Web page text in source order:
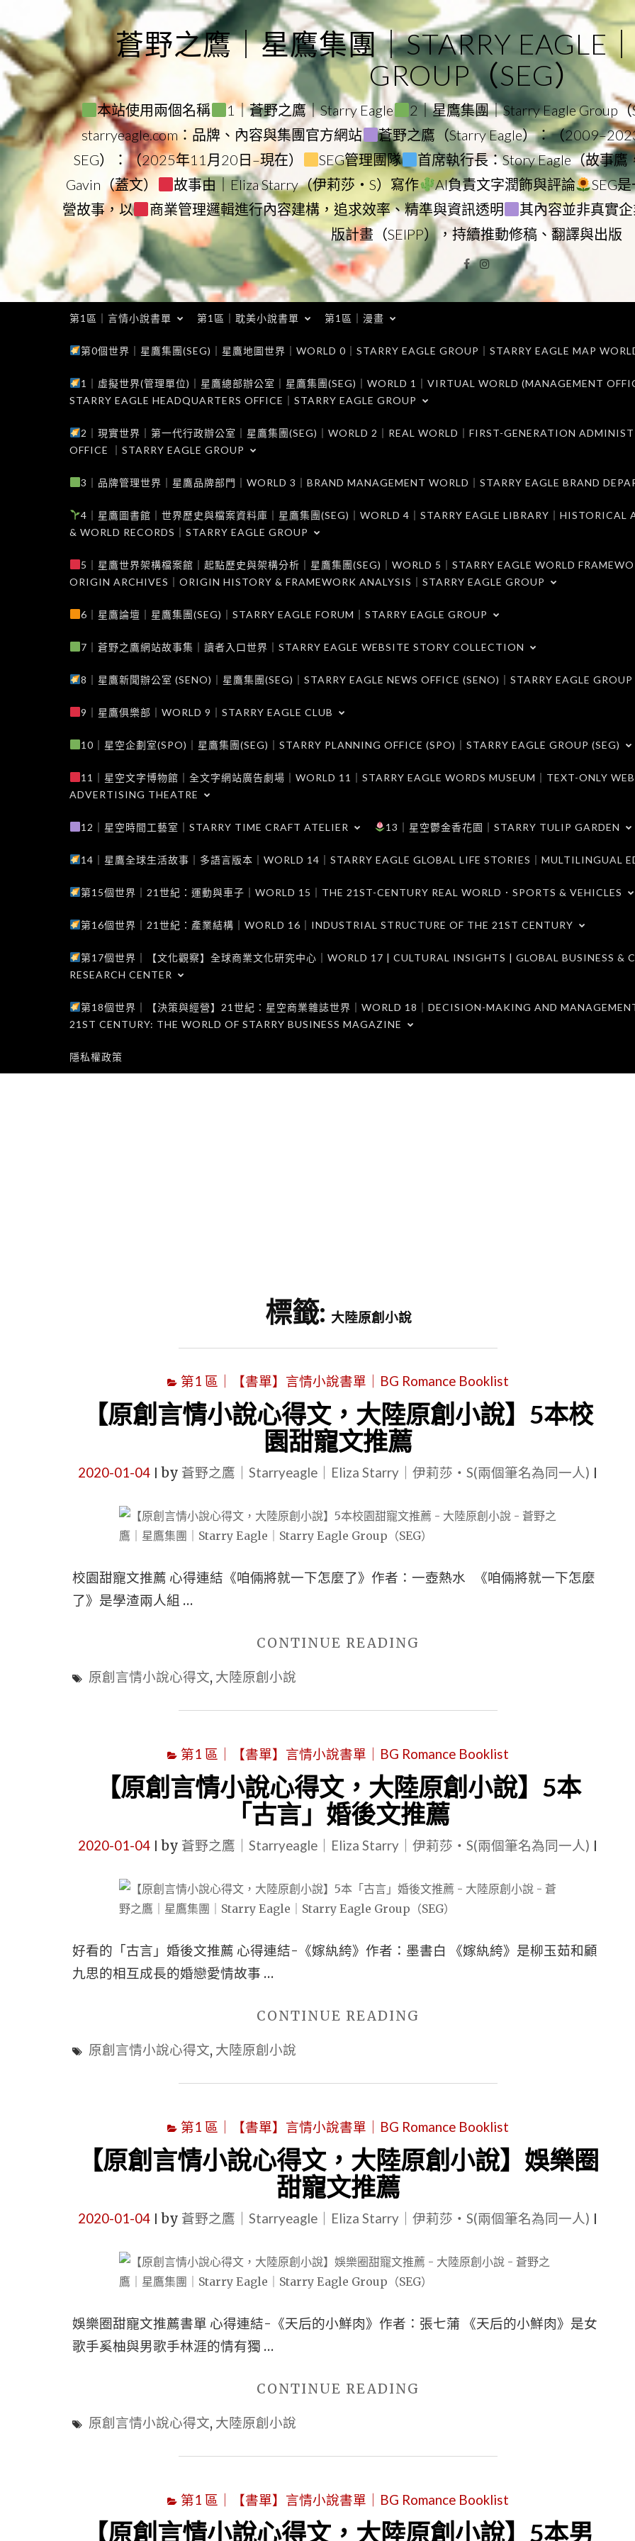
to
content
蒼野之鷹｜星鷹集團｜STARRY EAGLE
GROUP（SEG）
本站使用兩個名稱 1｜蒼野之鷹｜Starry Eagle 2｜星鷹集團｜Starry Eagle Group（
starryeagle.com：品牌、內容與集團官方網站
蒼野之鷹（Starry Eagle）：（
SEG）：（2025年11月20日–現在）
SEG管理團隊 首席執行長：Story Eagle（故事鷹
Gavin（蓋文）
故事由｜Eliza Starry（伊莉莎・S）寫作 AI負責文字潤飾與評論
SEG
營故事，以
商業管理邏輯進行內容建構，追求效率、精準與資訊透明 其內容並非真實
版計畫（SEIPP），持續推動修稿、翻譯與出版
Facebook
Instagram
第1區｜言情小說書單 第1區｜耽美小說書單 第1區｜漫畫
第0個世界｜星鷹集團(SEG)｜星鷹地圖世界｜WORLD 0｜STARRY EAGLE GROUP｜STARRY EAGLE MAP
1｜虛擬世界(管理單位)｜星鷹總部辦公室｜星鷹集團(SEG)｜WORLD 1｜VIRTUAL WORLD (MANAGEMENT
STARRY EAGLE HEADQUARTERS OFFICE｜STARRY EAGLE GROUP
2｜現實世界｜第一代行政辦公室｜星鷹集團(SEG)｜WORLD 2｜REAL WORLD｜FIRST-GENERATION
OFFICE ｜STARRY EAGLE GROUP
3｜品牌管理世界｜星鷹品牌部門｜WORLD 3｜BRAND MANAGEMENT WORLD｜STARRY EAGLE BRAND
4｜星鷹圖書館｜世界歷史與檔案資料庫｜星鷹集團(SEG)｜WORLD 4｜STARRY EAGLE LIBRARY｜HISTORICAL
& WORLD RECORDS｜STARRY EAGLE GROUP
5｜星鷹世界架構檔案館｜起點歷史與架構分析｜星鷹集團(SEG)｜WORLD 5｜STARRY EAGLE WORLD
ORIGIN ARCHIVES｜ORIGIN HISTORY & FRAMEWORK ANALYSIS｜STARRY EAGLE GROUP
6｜星鷹論壇｜星鷹集團(SEG)｜STARRY EAGLE FORUM｜STARRY EAGLE GROUP
7｜蒼野之鷹網站故事集｜讀者入口世界｜STARRY EAGLE WEBSITE STORY COLLECTION
8｜星鷹新聞辦公室 (SENO)｜星鷹集團(SEG)｜STARRY EAGLE NEWS OFFICE (SENO)｜STARRY EAGLE GROUP
9｜星鷹俱樂部｜WORLD 9｜STARRY EAGLE CLUB
10｜星空企劃室(SPO)｜星鷹集團(SEG)｜STARRY PLANNING OFFICE (SPO)｜STARRY EAGLE GROUP (SEG)
11｜星空文字博物館｜全文字網站廣告劇場｜WORLD 11｜STARRY EAGLE WORDS MUSEUM｜TEXT-ONLY
ADVERTISING THEATRE
12｜星空時間工藝室｜STARRY TIME CRAFT ATELIER 13｜星空鬱金香花園｜STARRY TULIP GARDEN
14｜星鷹全球生活故事｜多語言版本｜WORLD 14｜STARRY EAGLE GLOBAL LIFE STORIES｜MULTILINGUAL
第15個世界｜21世紀：運動與車子｜WORLD 15｜THE 21ST-CENTURY REAL WORLD．SPORTS & VEHICLES
第16個世界｜21世紀：產業結構｜WORLD 16｜INDUSTRIAL STRUCTURE OF THE 21ST CENTURY
第17個世界｜【文化觀察】全球商業文化研究中心｜WORLD 17 | CULTURAL INSIGHTS | GLOBAL BUSINESS &
RESEARCH CENTER
第18個世界｜【決策與經營】21世紀：星空商業雜誌世界｜WORLD 18｜DECISION-MAKING AND
21ST CENTURY: THE WORLD OF STARRY BUSINESS MAGAZINE
隱私權政策
標籤: 大陸原創小說
第1 區｜【書單】言情小說書單｜BG Romance Booklist
【原創言情小說心得文，大陸原創小說】5本校
園甜寵文推薦
2020-01-04 by 蒼野之鷹｜Starryeagle｜Eliza Starry｜伊莉莎・S(兩個筆名為同一人)
校園甜寵文推薦 心得連結《咱倆將就一下怎麼了》作者：一壺熱水 《咱倆將就一下怎麼
了》是學渣兩人組 …
CONTINUE READING
情
說
心
得
文，
大
原
創
說】
薦"
原創言情小說心得文, 大陸原創小說
第1 區｜【書單】言情小說書單｜BG Romance Booklist
【原創言情小說心得文，大陸原創小說】5本
「古言」婚後文推薦
2020-01-04 by 蒼野之鷹｜Starryeagle｜Eliza Starry｜伊莉莎・S(兩個筆名為同一人)
好看的「古言」婚後文推薦 心得連結-《嫁紈絝》作者：墨書白 《嫁紈絝》是柳玉茹和顧
九思的相互成長的婚戀愛情故事 …
CONTINUE READING
情
說
心
得
大
原
創
說】
薦"
原創言情小說心得文, 大陸原創小說
第1 區｜【書單】言情小說書單｜BG Romance Booklist
【原創言情小說心得文，大陸原創小說】娛樂圈
甜寵文推薦
2020-01-04 by 蒼野之鷹｜Starryeagle｜Eliza Starry｜伊莉莎・S(兩個筆名為同一人)
娛樂圈甜寵文推薦書單 心得連結-《天后的小鮮肉》作者：張七蒲 《天后的小鮮肉》是女
歌手奚柚與男歌手林涯的情有獨 …
CONTINUE READING
情
說
心
原創言情小說心得文, 大陸原創小說
第1 區｜【書單】言情小說書單｜BG Romance Booklist
【原創言情小說心得文，大陸原創小說】5本男